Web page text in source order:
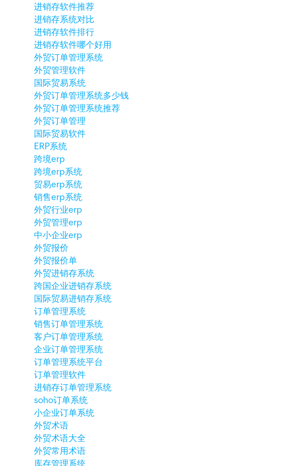
进销存软件推荐
进销存系统对比
进销存软件排行
进销存软件哪个好用
外贸订单管理系统
外贸管理软件
国际贸易系统
外贸订单管理系统多少钱
外贸订单管理系统推荐
外贸订单管理
国际贸易软件
ERP系统
跨境erp
跨境erp系统
贸易erp系统
销售erp系统
外贸行业erp
外贸管理erp
中小企业erp
外贸报价
外贸报价单
外贸进销存系统
跨国企业进销存系统
国际贸易进销存系统
订单管理系统
销售订单管理系统
客户订单管理系统
企业订单管理系统
订单管理系统平台
订单管理软件
进销存订单管理系统
soho订单系统
小企业订单系统
外贸术语
外贸术语大全
外贸常用术语
库存管理系统